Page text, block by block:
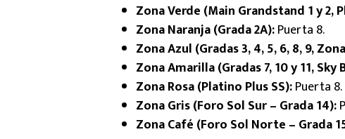
Zona Verde (Main Grandstand 1 y 2,
Zona Naranja (Grada 2A):Puerta 8.
Zona Azul (Gradas 3, 4, 5, 6, 8, 9,
Zona Amarilla (Gradas 7, 10 y 11, Sky
Zona Rosa (Platino Plus SS):Puerta 8.
Zona Gris (Foro Sol Sur – Grada 14):
Zona Café (Foro Sol Norte – Grada